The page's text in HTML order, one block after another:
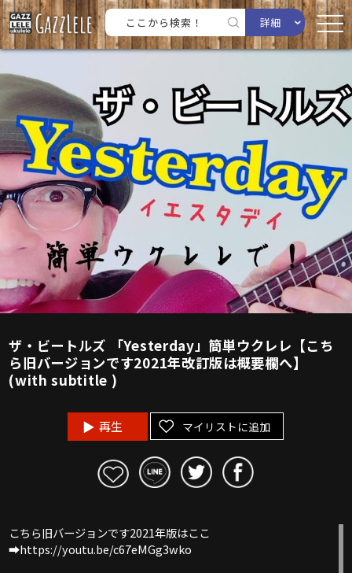
詳細
ザ・ビートルズ 「Yesterday」簡単ウクレレ【こち
ら旧バージョンです2021年改訂版は概要欄へ】
(with subtitle )
再生 マイリストに追加
こちら旧バージョンです2021年版はここ
➡︎https://youtu.be/c67eMGg3wko